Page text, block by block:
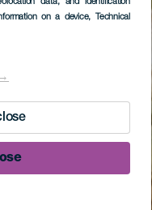
data, and identification
on a device, Technical